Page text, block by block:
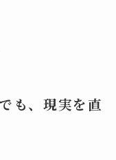
も、現実を直